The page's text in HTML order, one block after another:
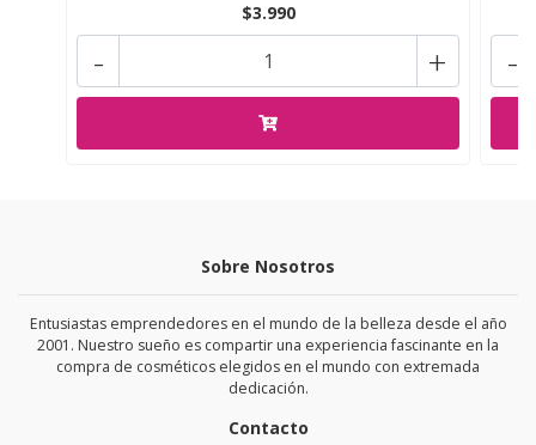
$3.990
+
- -
Sobre Nosotros
Entusiastas emprendedores en el mundo de la belleza desde el año
2001. Nuestro sueño es compartir una experiencia fascinante en la
compra de cosméticos elegidos en el mundo con extremada
dedicación.
Contacto